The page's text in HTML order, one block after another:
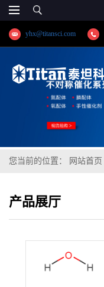
yhx@titansci.com
您当前的位置： 网站首页
500mL,≥97%
产品展厅